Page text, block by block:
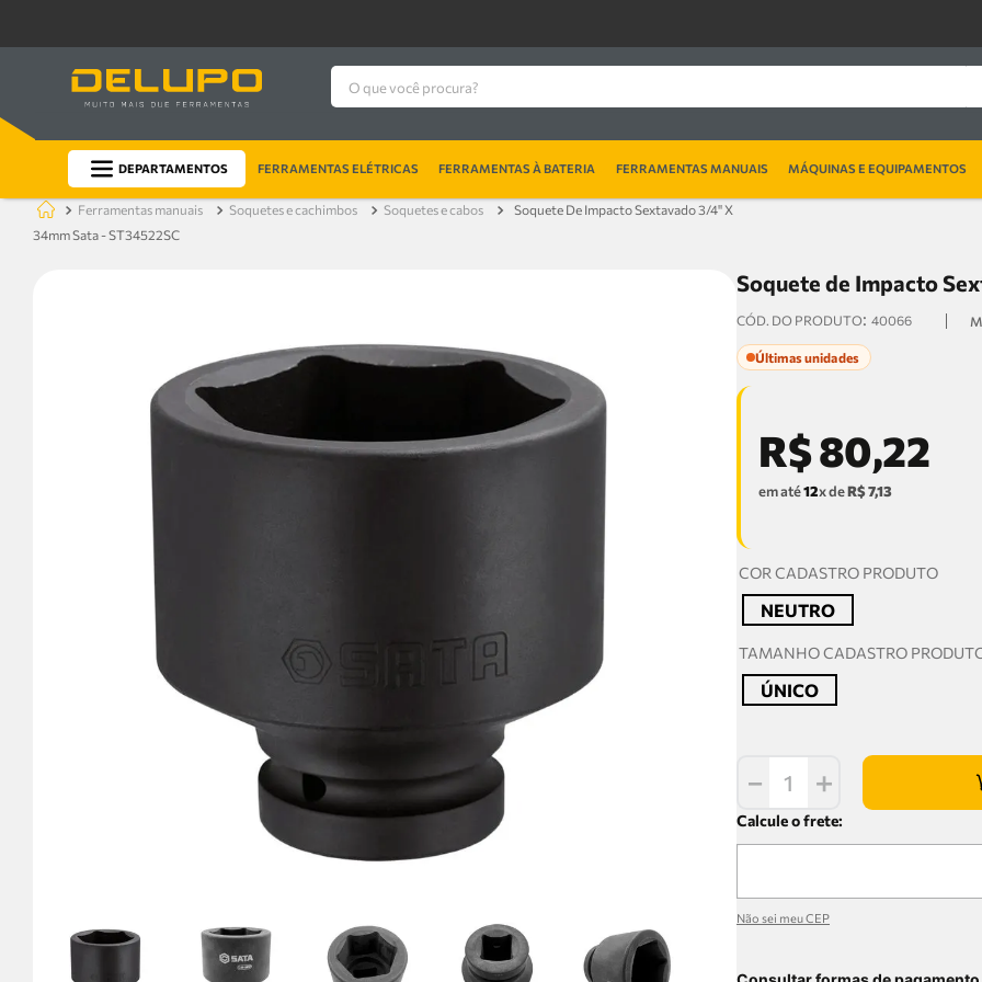
O que você procura?
DEPARTAMENTOS FERRAMENTAS ELÉTRICAS FERRAMENTAS À BATERIA FERRAMENTAS MANUAIS MÁQUINAS E EQUIPAMENTOS
ferramentas manuais soquetes e cachimbos soquetes e cabos
Soquete De Impacto Sextavado 3/4'' X
34mm Sata - ST34522SC
Soquete de Impacto
: 40066
Últimas unidades
R$80,22
em até12x deR$7,13
COR CADASTRO PRODUTO
NEUTRO
TAMANHO CADASTRO
ÚNICO
＋
－
Não sei meu CEP